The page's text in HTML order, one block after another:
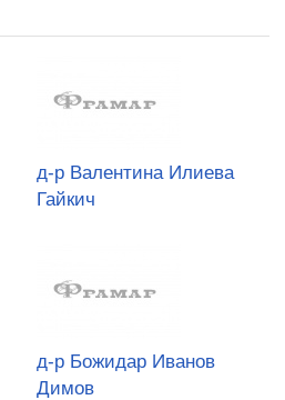
д-р Валентина Илиева
Гайкич
д-р Божидар Иванов
Димов